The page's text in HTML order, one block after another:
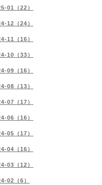
01（22）
12（24）
11（16）
10（33）
09（16）
08（13）
07（17）
06（16）
05（17）
04（16）
03（12）
02（6）